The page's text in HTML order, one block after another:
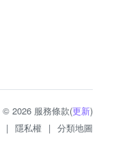
© 2026 服務條款(更新)
| 隱私權 | 分類地圖